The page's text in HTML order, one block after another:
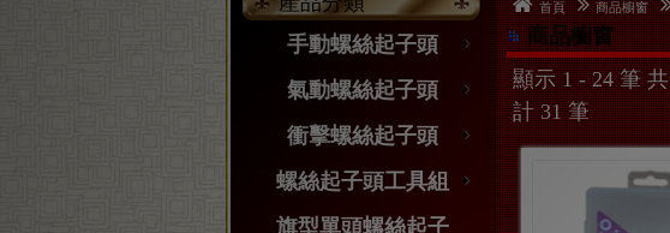
手動螺絲起子頭
氣動螺絲起子頭
衝擊螺絲起子頭
螺絲起子頭工具組
旗型單頭螺絲起子
首頁 商品櫥窗
商品櫥窗
顯示 1 - 24 筆 共
計 31 筆